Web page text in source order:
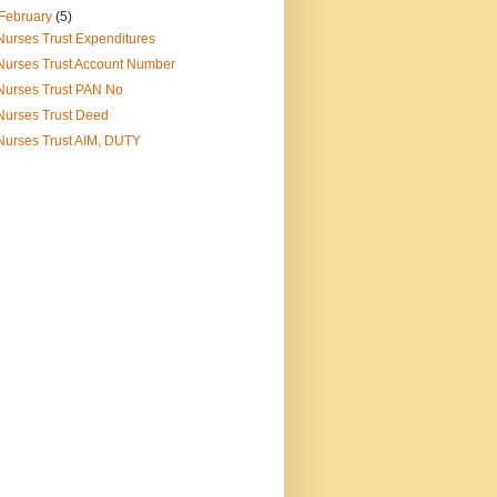
(5)
Trust Expenditures
Trust Account Number
Trust PAN No
Trust Deed
Trust AIM, DUTY